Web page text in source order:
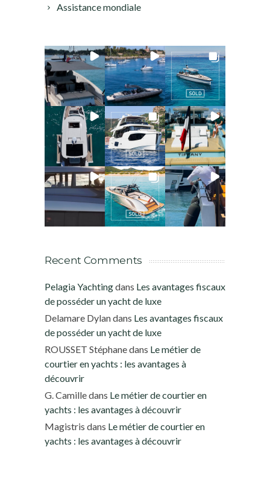
Assistance mondiale
Recent Comments
Pelagia Yachtingdans Les avantages fiscaux
de posséder un yacht de luxe
Delamare Dylandans Les avantages fiscaux
de posséder un yacht de luxe
ROUSSET Stéphanedans Le métier de
courtier en yachts : les avantages à
découvrir
G. Camilledans Le métier de courtier en
yachts : les avantages à découvrir
Magistris dans Le métier de courtier en
yachts : les avantages à découvrir